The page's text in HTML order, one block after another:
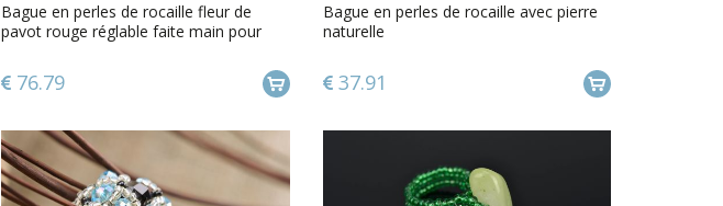
Bague en perles de rocaille fleur de
pavot rouge réglable faite main pour
76.79
Bague en perles de rocaille avec pierre
naturelle
37.91